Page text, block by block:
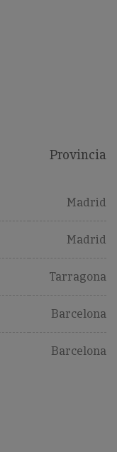
Provincia
Madrid
Madrid
Tarragona
Barcelona
Barcelona